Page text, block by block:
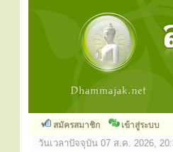
สมัครสมาชิก เข้าสู่ระบบ
วันเวลาปัจจุบัน 07 ส.ค. 2026,